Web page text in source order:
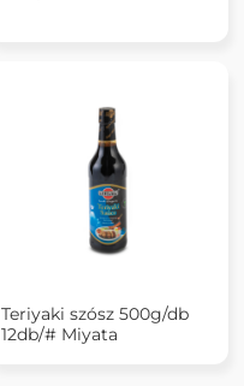
Teriyaki szósz 500g/db
12db/# Miyata